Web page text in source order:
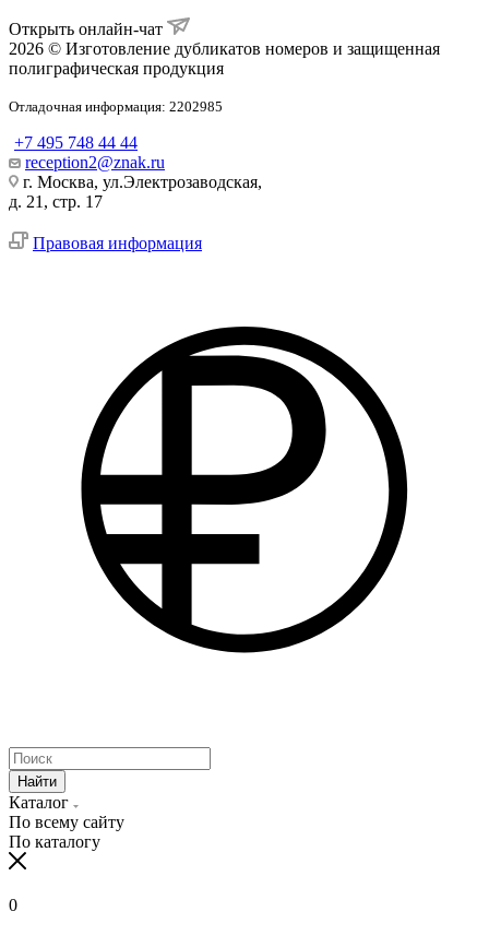
Открыть онлайн-чат
2026 © Изготовление дубликатов номеров и защищенная
полиграфическая продукция
Отладочная информация: 2202985
+7 495 748 44 44
reception2@znak.ru
г. Москва, ул.Электрозаводская,
д. 21, стр. 17
Правовая информация
Найти
Каталог
По всему сайту
По каталогу
0